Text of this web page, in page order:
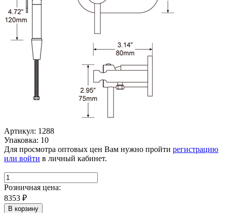
Артикул: 1288
Упаковка: 10
Для просмотра оптовых цен Вам нужно пройти регистрацию
или войти в личный кабинет.
Розничная цена:
8353 ₽
В корзину